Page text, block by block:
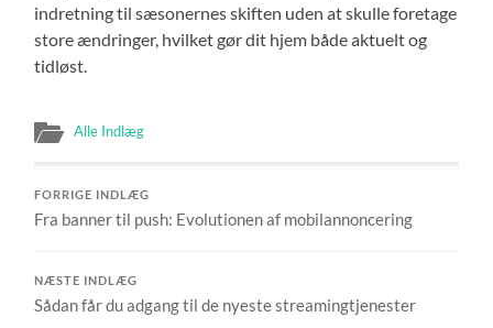
indretning til sæsonernes skiften uden at skulle foretage
store ændringer, hvilket gør dit hjem både aktuelt og
tidløst.
Alle Indlæg
FORRIGE INDLÆG
Fra banner til push: Evolutionen af mobilannoncering
NÆSTE INDLÆG
Sådan får du adgang til de nyeste streamingtjenester